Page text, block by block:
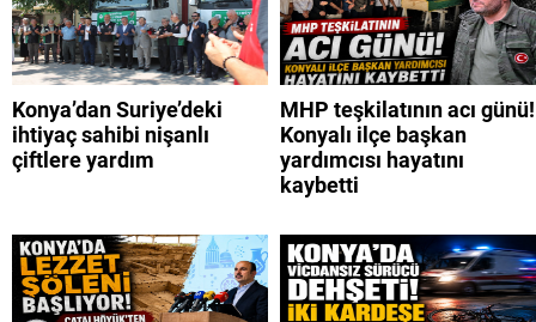
Konya’dan Suriye’deki
ihtiyaç sahibi nişanlı
çiftlere yardım
MHP teşkilatının acı günü!
Konyalı ilçe başkan
yardımcısı hayatını
kaybetti